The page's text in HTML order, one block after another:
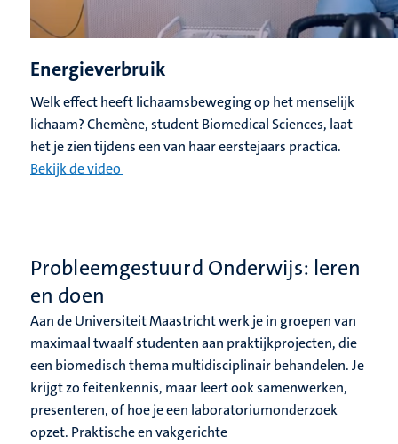
Energieverbruik
Welk effect heeft lichaamsbeweging op het menselijk
lichaam? Chemène, student Biomedical Sciences, laat
het je zien tijdens een van haar eerstejaars practica.
Bekijk de video
Probleemgestuurd Onderwijs: leren
en doen
Aan de Universiteit Maastricht werk je in groepen van
maximaal twaalf studenten aan praktijkprojecten, die
een biomedisch thema multidisciplinair behandelen. Je
krijgt zo feitenkennis, maar leert ook samenwerken,
presenteren, of hoe je een laboratoriumonderzoek
opzet. Praktische en vakgerichte